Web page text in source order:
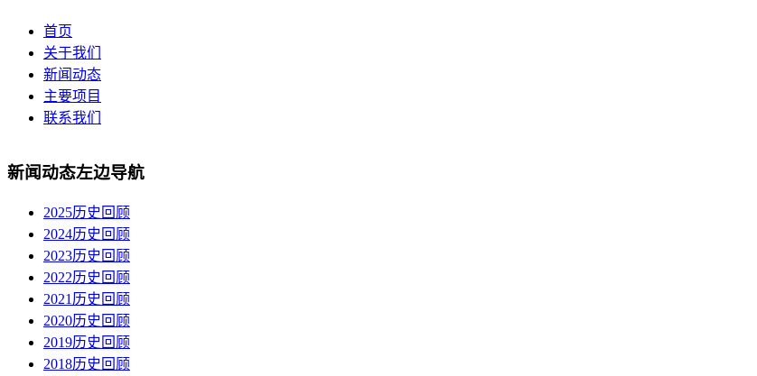
首页
关于我们
新闻动态
主要项目
联系我们
新闻动态左边导航
2025历史回顾
2024历史回顾
2023历史回顾
2022历史回顾
2021历史回顾
2020历史回顾
2019历史回顾
2018历史回顾